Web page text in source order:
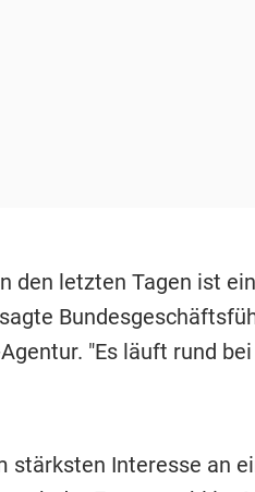
den letzten Tagen ist
"Es läuft rund
stärksten Interesse an